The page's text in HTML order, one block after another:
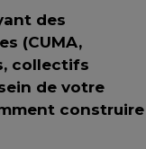
des
(CUMA,
collectifs
de votre
construire